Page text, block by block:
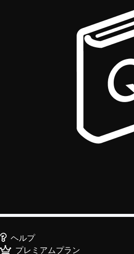
ヘルプ
プレミアムプラン